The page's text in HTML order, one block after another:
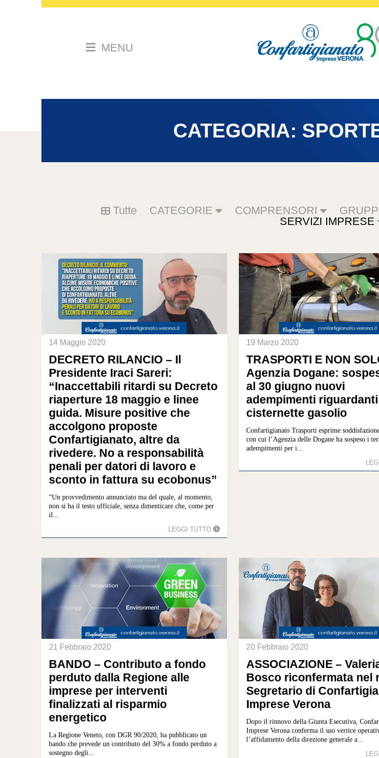
MENU
CATEGORIA:
Tutte CATEGORIE COMPRENSORI
SERVIZI IMPRESE
14 Maggio 2020
DECRETO RILANCIO – Il
Presidente Iraci Sareri:
“Inaccettabili ritardi su Decreto
riaperture 18 maggio e linee
guida. Misure positive che
accolgono proposte
Confartigianato, altre da
rivedere. No a responsabilità
penali per datori di lavoro e
sconto in fattura su ecobonus”
“Un provvedimento annunciato ma del quale, al momento,
non si ha il testo ufficiale, senza dimenticare che, come per
il...
LEGGI TUTTO
19 Marzo 2020
TRASPORTI E NON
Agenzia Dogane:
al 30 giugno nuovi
adempimenti riguardanti
cisternette gasolio
Confartigianato Trasporti esprime
con cui l’Agenzia delle Dogane ha sospeso i
adempimenti per i...
21 Febbraio 2020
BANDO – Contributo a fondo
perduto dalla Regione alle
imprese per interventi
finalizzati al risparmio
energetico
La Regione Veneto, con DGR 90/2020, ha pubblicato un
bando che prevede un contributo del 30% a fondo perduto a
sostegno degli...
20 Febbraio 2020
ASSOCIAZIONE –
Bosco riconfermata nel
Segretario di
Imprese Verona
Dopo il rinnovo della Giunta Esecutiva,
Imprese Verona conferma il suo vertice
l’affidamento della direzione generale a...